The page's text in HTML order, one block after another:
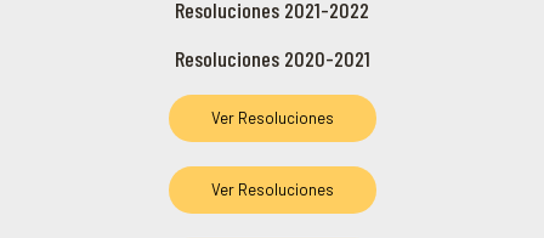
Resoluciones 2021-2022
Resoluciones 2020-2021
Ver Resoluciones
Ver Resoluciones